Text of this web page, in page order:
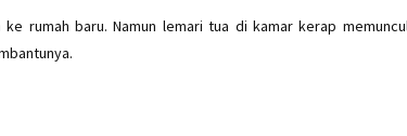
rumah baru. Namun lemari tua di kamar kerap